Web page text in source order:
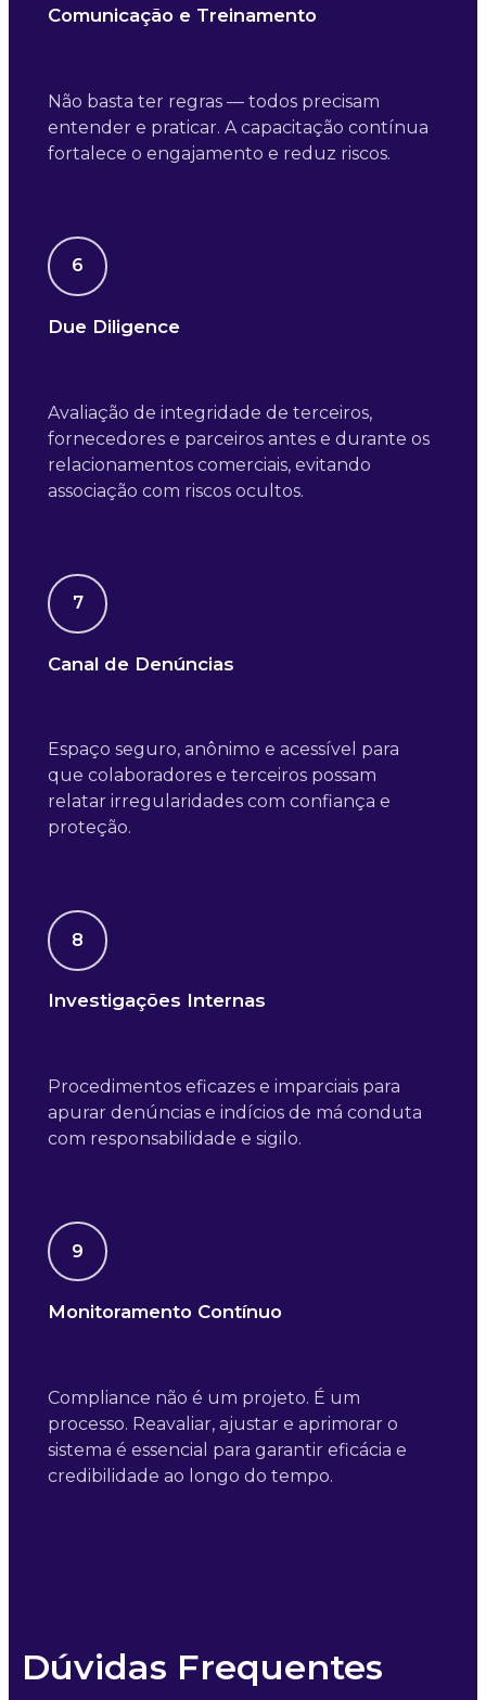
Comunicação e Treinamento
Não basta ter regras — todos precisam
entender e praticar. A capacitação contínua
fortalece o engajamento e reduz riscos.
6
Due Diligence
Avaliação de integridade de terceiros,
fornecedores e parceiros antes e durante os
relacionamentos comerciais, evitando
associação com riscos ocultos.
7
Canal de Denúncias
Espaço seguro, anônimo e acessível para
que colaboradores e terceiros possam
relatar irregularidades com confiança e
proteção.
8
Investigações Internas
Procedimentos eficazes e imparciais para
apurar denúncias e indícios de má conduta
com responsabilidade e sigilo.
9
Monitoramento Contínuo
Compliance não é um projeto. É um
processo. Reavaliar, ajustar e aprimorar o
sistema é essencial para garantir eficácia e
credibilidade ao longo do tempo.
Dúvidas Frequentes